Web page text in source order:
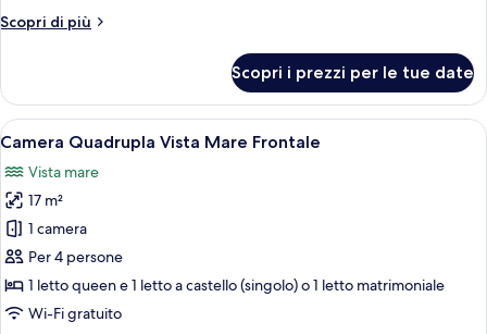
Mare
Scopri di più
Altri
Tripla
Vista
Mare
Scopri i prezzi per le tue date
Apri
tutte
le
foto
per
Camera
Quadrupla
Vista
Un letto a castello con asciugamani
5
Camera Quadrupla Vista Mare Frontale
Vista mare
17 m²
1 camera
Per 4 persone
1 letto queen e 1 letto a castello (singolo) o 1 letto matrimoniale
Wi-Fi gratuito